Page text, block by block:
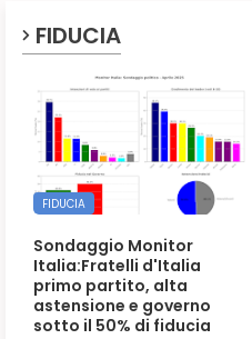
FIDUCIA
FIDUCIA
Sondaggio Monitor
Italia:Fratelli d'Italia
primo partito, alta
astensione e governo
sotto il 50% di fiducia